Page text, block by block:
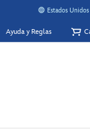
Estados
Ayuda y Reglas